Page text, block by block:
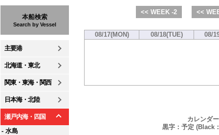
本船検索
Search by Vessel
主要港
北海道・東北
関東・東海・関西
日本海・北陸
瀬戸内海・四国
- 水島
<< WEEK -2 <<
08/17(MON) 08/18(TUE) 08/
カレンダ
黒字：予定